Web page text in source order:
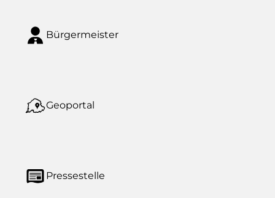
Bürgermeister
Geoportal
Pressestelle